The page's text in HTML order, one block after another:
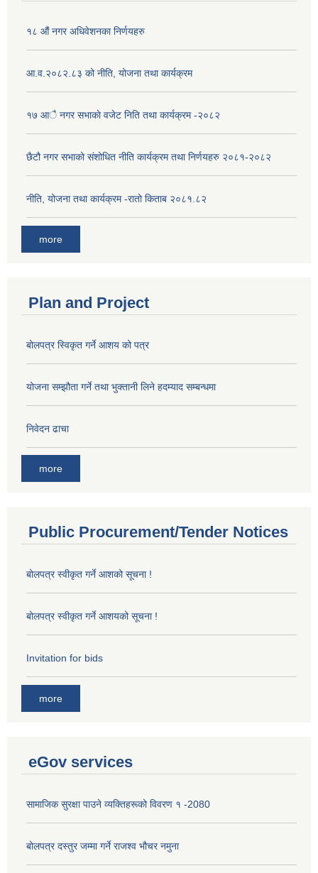
१८ औं नगर अधिवेशनका निर्णयहरु
आ.व.२०८२.८३ को नीति, योजना तथा कार्यक्रम
१७ आै नगर सभाकाे वजेट निति तथा कार्यक्रम -२०८२
छैटौ नगर सभाको संशोधित नीति कार्यक्रम तथा निर्णयहरु २०८१-२०८२
नीति, योजना तथा कार्यक्रम -रातो किताब २०८१.८२
more
Plan and Project
बोलपत्र स्विकृत गर्ने आशय को पत्र
योजना सम्झौता गर्ने तथा भुक्तानी लिने हदम्याद सम्बन्धमा
निवेदन ढाचा
more
Public Procurement/Tender Notices
बोलपत्र स्वीकृत गर्ने आशको सूचना !
बोलपत्र स्वीकृत गर्ने आशयको सूचना !
Invitation for bids
more
eGov services
सामाजिक सुरक्षा पाउने व्यक्तिहरूको विवरण १ -2080
बोलपत्र दस्तुर जम्मा गर्ने राजश्व भौचर नमुना